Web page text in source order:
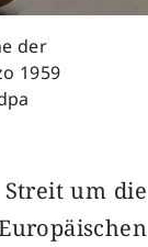
der
1959
um die